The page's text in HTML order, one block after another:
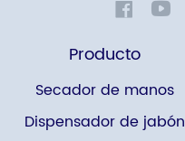
Producto
Secador de manos
Dispensador de jabón